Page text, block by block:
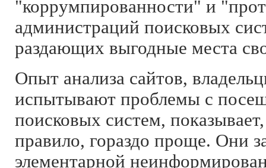
"коррумпированности" и
администраций поисковых
раздающих выгодные места
Опыт анализа сайтов,
испытывают проблемы с
поисковых систем,
правило, гораздо проще. Они
элементарной